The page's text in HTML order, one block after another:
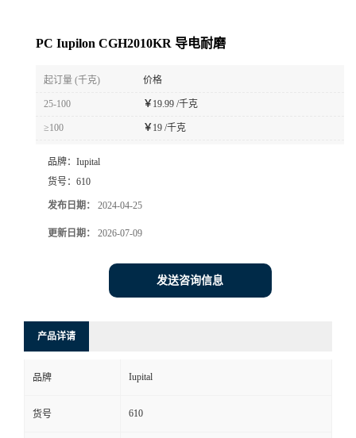
式
在
线
PC Iupilon CGH2010KR 导电耐磨
起订量 (千克) 价格
25-100 ￥19.99 /千克
≥100 ￥19 /千克
品牌： Iupital
货号： 610
发布日期： 2024-04-25
更新日期： 2026-07-09
发送咨询信息
产品详请
品牌 Iupital
货号 610